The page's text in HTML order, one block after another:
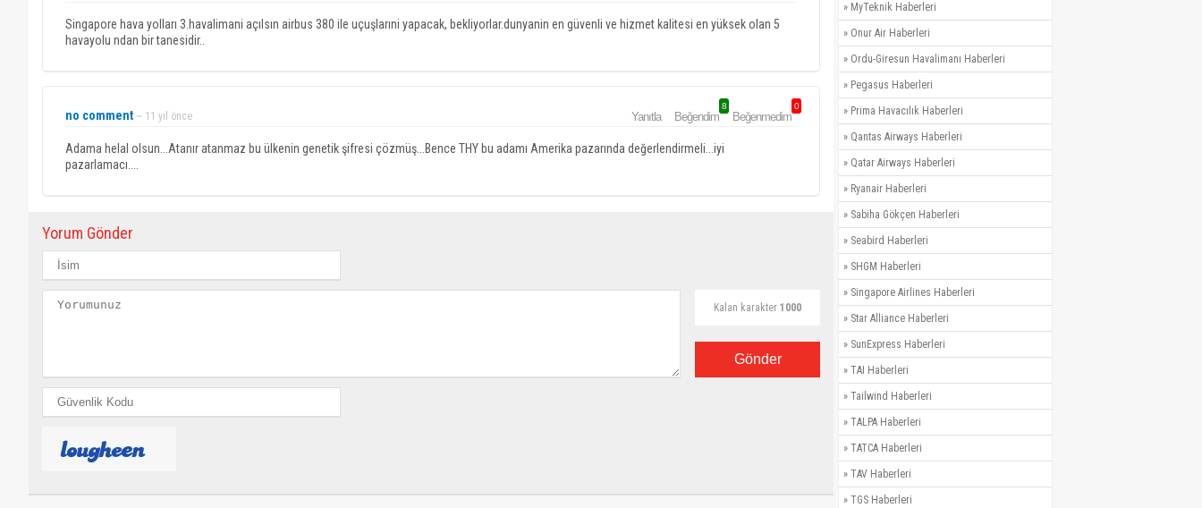
Singapore hava yolları 3.havalimani açılsın airbus 380 ile uçuşlarıni yapacak, bekliyorlar.dunyanin en güvenli ve hizmet kalitesi en yüksek olan 5
havayolu ndan bir tanesidir..
no comment ~ 11 yıl önce Yanıtla Beğendim
8
Beğenmedim
0
Adama helal olsun...Atanır atanmaz bu ülkenin genetik şifresi çözmüş...Bence THY bu adamı Amerika pazarında değerlendirmeli...iyi
pazarlamacı....
Yorum Gönder
Kalan karakter 1000
Gönder
» MyTeknik Haberleri
» Onur Air Haberleri
» Ordu-Giresun Havalimanı Haberleri
» Pegasus Haberleri
» Prima Havacılık Haberleri
» Qantas Airways Haberleri
» Qatar Airways Haberleri
» Ryanair Haberleri
» Sabiha Gökçen Haberleri
» Seabird Haberleri
» SHGM Haberleri
» Singapore Airlines Haberleri
» Star Alliance Haberleri
» SunExpress Haberleri
» TAI Haberleri
» Tailwind Haberleri
» TALPA Haberleri
» TATCA Haberleri
» TAV Haberleri
» TGS Haberleri